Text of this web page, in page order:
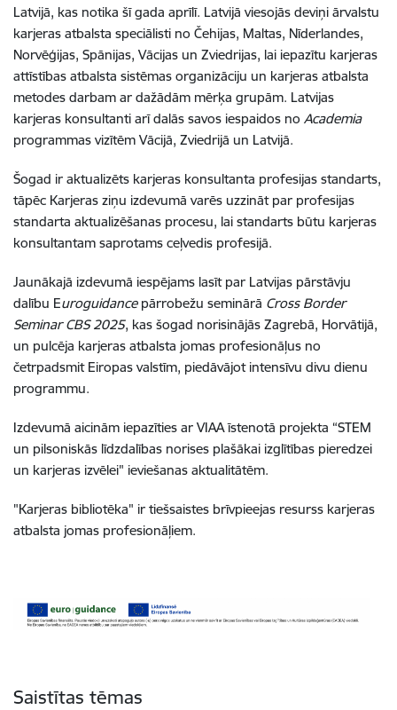
Latvijā, kas notika šī gada aprīlī. Latvijā viesojās deviņi ārvalstu
karjeras atbalsta speciālisti no Čehijas, Maltas, Nīderlandes,
Norvēģijas, Spānijas, Vācijas un Zviedrijas, lai iepazītu karjeras
attīstības atbalsta sistēmas organizāciju un karjeras atbalsta
metodes darbam ar dažādām mērķa grupām. Latvijas
karjeras konsultanti arī dalās savos iespaidos no Academia
programmas vizītēm Vācijā, Zviedrijā un Latvijā.
Šogad ir aktualizēts karjeras konsultanta profesijas standarts,
tāpēc Karjeras ziņu izdevumā varēs uzzināt par profesijas
standarta aktualizēšanas procesu, lai standarts būtu karjeras
konsultantam saprotams ceļvedis profesijā.
Jaunākajā izdevumā iespējams lasīt par Latvijas pārstāvju
dalību Euroguidancepārrobežu seminārā Cross Border
Seminar CBS 2025, kas šogad norisinājās Zagrebā, Horvātijā,
un pulcēja karjeras atbalsta jomas profesionāļus no
četrpadsmit Eiropas valstīm, piedāvājot intensīvu divu dienu
programmu.
Izdevumā aicinām iepazīties ar VIAA īstenotā projekta “STEM
un pilsoniskās līdzdalības norises plašākai izglītības pieredzei
un karjeras izvēlei" ieviešanas aktualitātēm.
"Karjeras bibliotēka" ir tiešsaistes brīvpieejas resurss karjeras
atbalsta jomas profesionāļiem.
Saistītas tēmas